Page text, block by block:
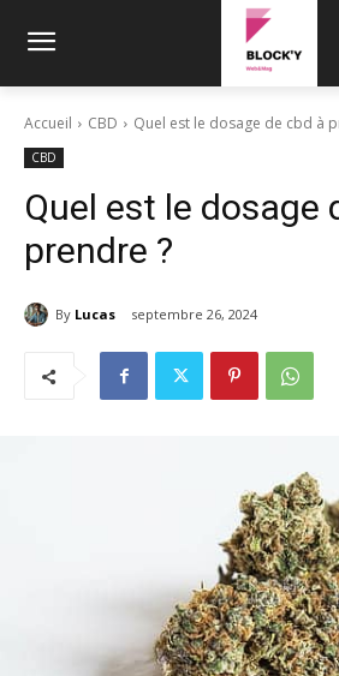
Accueil CBD Quel est le dosage de cbd à
CBD
Quel est le dosage
prendre ?
By Lucas septembre 26, 2024